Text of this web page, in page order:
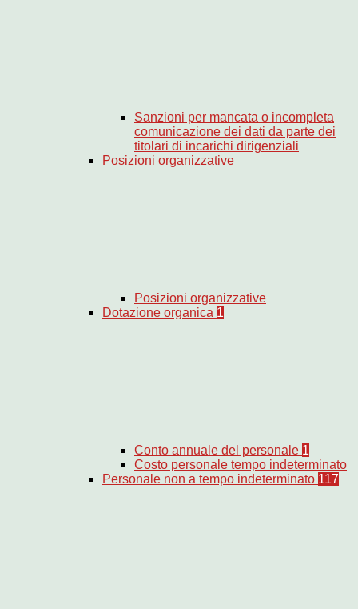
Sanzioni per mancata o incompleta
comunicazione dei dati da parte dei
titolari di incarichi dirigenziali
Posizioni organizzative
Posizioni organizzative
Dotazione organica 1
Conto annuale del personale 1
Costo personale tempo indeterminato
Personale non a tempo indeterminato 117